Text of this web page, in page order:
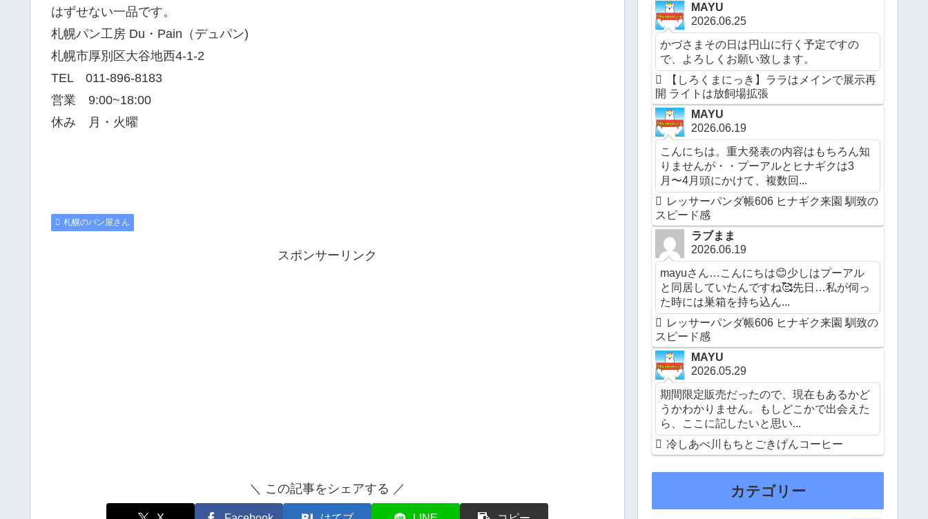
はずせない一品です。
札幌パン工房 Du・Pain（デュパン)
札幌市厚別区大谷地西4-1-2
TEL 011-896-8183
営業 9:00~18:00
休み 月・火曜
札幌のパン屋さん
スポンサーリンク
＼ この記事をシェアする ／
MAYU
2026.06.25
かづさまその日は円山に行く予定ですの
で、よろしくお願い致します。
【しろくまにっき】ララはメインで展示再
開 ライトは放飼場拡張
MAYU
2026.06.19
こんにちは。重大発表の内容はもちろん知
りませんが・・プーアルとヒナギクは3
月〜4月頭にかけて、複数回...
レッサーパンダ帳606 ヒナギク来園 馴致の
スピード感
ラブまま
2026.06.19
mayuさん…こんにちは😊少しはプーアル
と同居していたんですね🥰先日…私が伺っ
た時には巣箱を持ち込ん...
レッサーパンダ帳606 ヒナギク来園 馴致の
スピード感
MAYU
2026.05.29
期間限定販売だったので、現在もあるかど
うかわかりません。もしどこかで出会えた
ら、ここに記したいと思い...
冷しあべ川もちとごきげんコーヒー
カテゴリー